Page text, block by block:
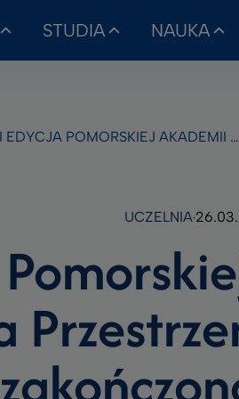
STUDIA NAUKA
POMORSKIEJ AKADEMII PLANOWANIA PRZESTRZENI PUBLICZNEJ ZAKOŃCZONA
UCZELNIA